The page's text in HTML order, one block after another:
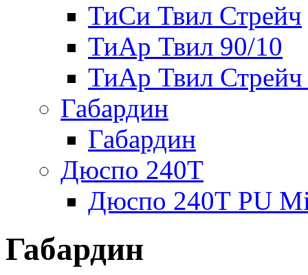
ТиСи Твил Стрейч
ТиАр Твил 90/10
ТиАр Твил Стрейч
Габардин
Габардин
Дюспо 240Т
Дюспо 240Т PU
Габардин